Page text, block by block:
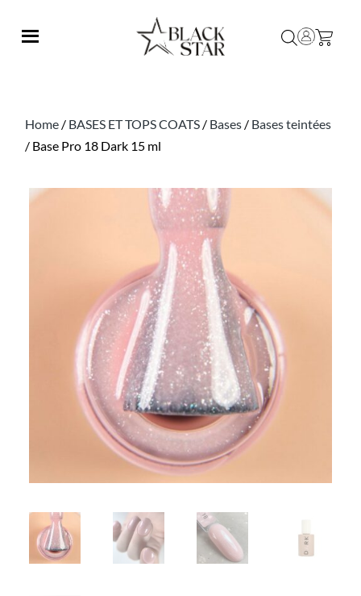
Home / BASES ET TOPS COATS / Bases / Bases teintées
/ Base Pro 18 Dark 15 ml